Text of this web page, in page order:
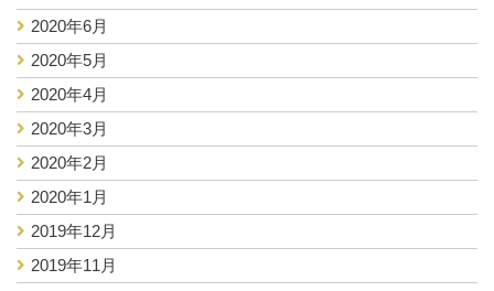
2020年6月
2020年5月
2020年4月
2020年3月
2020年2月
2020年1月
2019年12月
2019年11月